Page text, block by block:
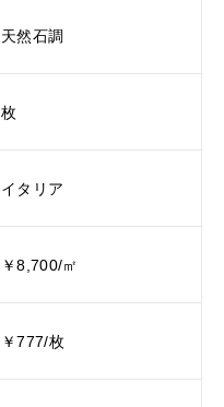
天然石調
枚
イタリア
￥8,700/㎡
￥777/枚